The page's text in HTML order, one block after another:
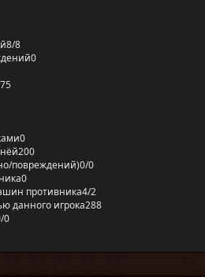
8/8
0
0
200
повреждений)0/0
0
противника4/2
данного игрока288
0